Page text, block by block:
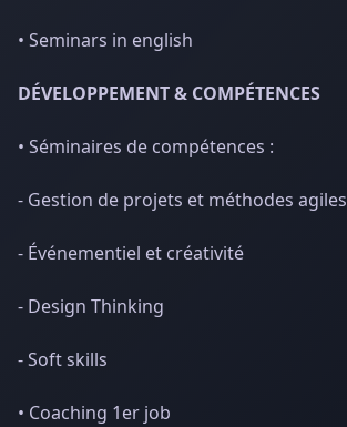
• Seminars in english
DÉVELOPPEMENT & COMPÉTENCES
• Séminaires de compétences :
- Gestion de projets et méthodes agiles
- Événementiel et créativité
- Design Thinking
- Soft skills
• Coaching 1er job